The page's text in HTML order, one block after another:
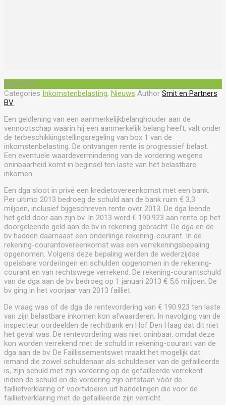
30jul2020
Categories Inkomstenbelasting, Nieuws Author Smit en Partners
BV
Een geldlening van een aanmerkelijkbelanghouder aan de
vennootschap waarin hij een aanmerkelijk belang heeft, valt onder
de terbeschikkingstellingsregeling van box 1 van de
inkomstenbelasting. De ontvangen rente is progressief belast.
Een eventuele waardevermindering van de vordering wegens
oninbaarheid komt in beginsel ten laste van het belastbare
inkomen.
Een dga sloot in privé een kredietovereenkomst met een bank.
Per ultimo 2013 bedroeg de schuld aan de bank ruim € 3,3
miljoen, inclusief bijgeschreven rente over 2013. De dga leende
het geld door aan zijn bv. In 2013 werd € 190.923 aan rente op het
doorgeleende geld aan de bv in rekening gebracht. De dga en de
bv hadden daarnaast een onderlinge rekening-courant. In de
rekening-courantovereenkomst was een verrekeningsbepaling
opgenomen. Volgens deze bepaling werden de wederzijdse
opeisbare vorderingen en schulden opgenomen in de rekening-
courant en van rechtswege verrekend. De rekening-courantschuld
van de dga aan de bv bedroeg op 1 januari 2013 € 5,6 miljoen. De
bv ging in het voorjaar van 2013 failliet.
De vraag was of de dga de rentevordering van € 190.923 ten laste
van zijn belastbare inkomen kon afwaarderen. In navolging van de
inspecteur oordeelden de rechtbank en Hof Den Haag dat dit niet
het geval was. De rentevordering was niet oninbaar, omdat deze
kon worden verrekend met de schuld in rekening-courant van de
dga aan de bv. De Faillissementswet maakt het mogelijk dat
iemand die zowel schuldenaar als schuldeiser van de gefailleerde
is, zijn schuld met zijn vordering op de gefailleerde verrekent
indien de schuld en de vordering zijn ontstaan vóór de
faillietverklaring of voortvloeien uit handelingen die voor de
faillietverklaring met de gefailleerde zijn verricht.